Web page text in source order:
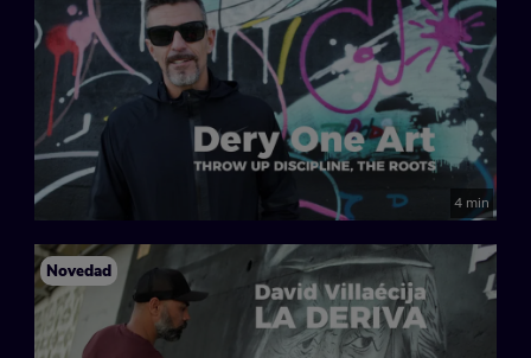
4 min
Novedad